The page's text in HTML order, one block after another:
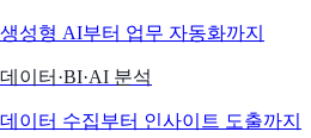
생성형 AI부터 업무 자동화까지
데이터·BI·AI 분석
데이터 수집부터 인사이트 도출까지